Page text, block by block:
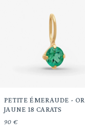
PETITE ÉMERAUDE - OR
JAUNE 18 CARATS
90 €